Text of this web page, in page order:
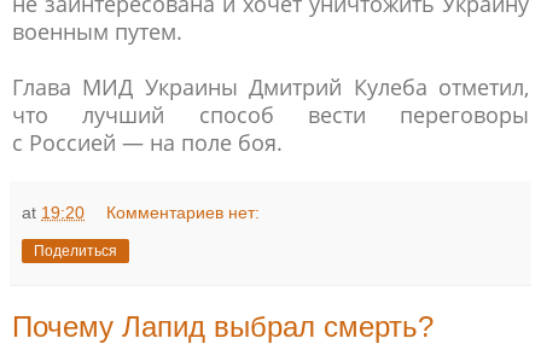
военным путем.
Глава МИД Украины Дмитрий Кулеба отметил,
что лучший способ вести переговоры
с Россией — на поле боя.
at 19:20 Комментариев нет:
Поделиться
Почему Лапид выбрал смерть?